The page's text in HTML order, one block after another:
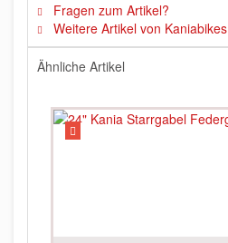
Fragen zum Artikel?
Weitere Artikel von Kaniabikes
Ähnliche Artikel